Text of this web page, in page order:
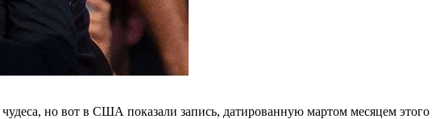
но вот в США показали запись, датированную мартом месяцем этого